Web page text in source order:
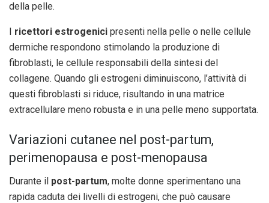
della pelle.
ricettori estrogenici presenti nella pelle o nelle cellule
dermiche respondono stimolando la produzione di
fibroblasti, le cellule responsabili della sintesi del
collagene. Quando gli estrogeni diminuiscono, l’attività di
questi fibroblasti si riduce, risultando in una matrice
extracellulare meno robusta e in una pelle meno supportata.
Variazioni cutanee nel post-partum,
perimenopausa e post-menopausa
Durante il post-partum, molte donne sperimentano una
rapida caduta dei livelli di estrogeni, che può causare